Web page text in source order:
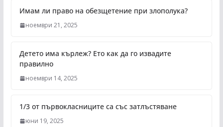
Имам ли право на обезщетение при злополука?
ноември 21, 2025
Детето има кърлеж? Ето как да го извадите
правилно
ноември 14, 2025
1/3 от първокласниците са със затлъстяване
юни 19, 2025